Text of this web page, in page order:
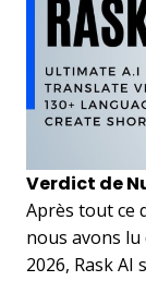
Verdict de
Après tout ce
nous avons
2026, Rask